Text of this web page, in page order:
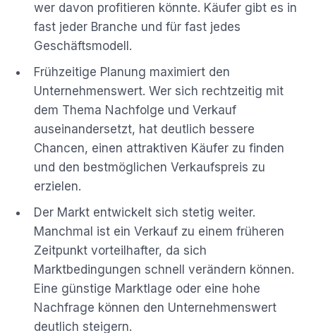
wer davon profitieren könnte. Käufer gibt es in
fast jeder Branche und für fast jedes
Geschäftsmodell.
Frühzeitige Planung maximiert den
Unternehmenswert. Wer sich rechtzeitig mit
dem Thema Nachfolge und Verkauf
auseinandersetzt, hat deutlich bessere
Chancen, einen attraktiven Käufer zu finden
und den bestmöglichen Verkaufspreis zu
erzielen.
Der Markt entwickelt sich stetig weiter.
Manchmal ist ein Verkauf zu einem früheren
Zeitpunkt vorteilhafter, da sich
Marktbedingungen schnell verändern können.
Eine günstige Marktlage oder eine hohe
Nachfrage können den Unternehmenswert
deutlich steigern.